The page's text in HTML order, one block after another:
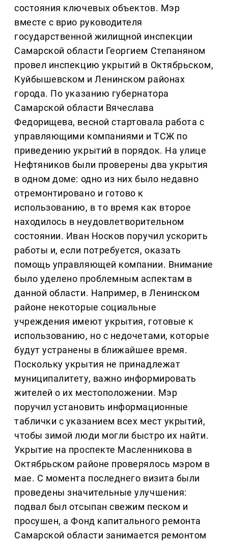
состояния ключевых объектов. Мэр
вместе с врио руководителя
государственной жилищной инспекции
Самарской области Георгием Степаняном
провел инспекцию укрытий в Октябрьском,
Куйбышевском и Ленинском районах
города. По указанию губернатора
Самарской области Вячеслава
Федорищева, весной стартовала работа с
управляющими компаниями и ТСЖ по
приведению укрытий в порядок. На улице
Нефтяников были проверены два укрытия
в одном доме: одно из них было недавно
отремонтировано и готово к
использованию, в то время как второе
находилось в неудовлетворительном
состоянии. Иван Носков поручил ускорить
работы и, если потребуется, оказать
помощь управляющей компании. Внимание
было уделено проблемным аспектам в
данной области. Например, в Ленинском
районе некоторые социальные
учреждения имеют укрытия, готовые к
использованию, но с недочетами, которые
будут устранены в ближайшее время.
Поскольку укрытия не принадлежат
муниципалитету, важно информировать
жителей о их местоположении. Мэр
поручил установить информационные
таблички с указанием всех мест укрытий,
чтобы зимой люди могли быстро их найти.
Укрытие на проспекте Масленникова в
Октябрьском районе проверялось мэром в
мае. С момента последнего визита были
проведены значительные улучшения:
подвал был отсыпан свежим песком и
просушен, а Фонд капитального ремонта
Самарской области занимается ремонтом